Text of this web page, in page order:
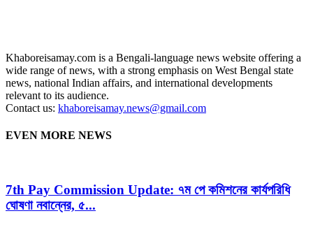
Khaboreisamay.com is a Bengali-language news website offering a
wide range of news, with a strong emphasis on West Bengal state
news, national Indian affairs, and international developments
relevant to its audience.
Contact us: khaboreisamay.news@gmail.com
EVEN MORE NEWS
7th Pay Commission Update: ৭ম পে কমিশনের কার্যপরিধি
ঘোষণা নবান্নের, ৫...